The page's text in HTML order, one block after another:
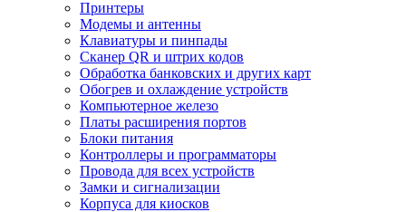
Принтеры
Модемы и антенны
Клавиатуры и пинпады
Сканер QR и штрих кодов
Обработка банковских и других карт
Обогрев и охлаждение устройств
Компьютерное железо
Платы расширения портов
Блоки питания
Контроллеры и программаторы
Провода для всех устройств
Замки и сигнализации
Корпуса для киосков